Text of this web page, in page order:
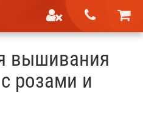
вышивания
розами и